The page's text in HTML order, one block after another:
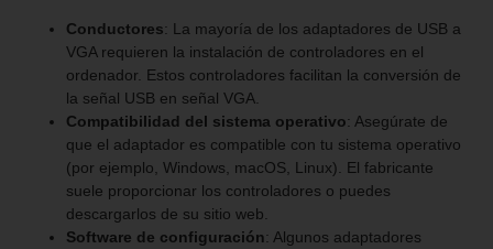
Conductores: La mayoría de los adaptadores de USB a
VGA requieren la instalación de controladores en el
ordenador. Estos controladores facilitan la conversión de
la señal USB en señal VGA.
Compatibilidad del sistema operativo: Asegúrate de
que el adaptador es compatible con tu sistema operativo
(por ejemplo, Windows, macOS, Linux). El fabricante
suele proporcionar los controladores o puedes
descargarlos de su sitio web.
Software de configuración: Algunos adaptadores